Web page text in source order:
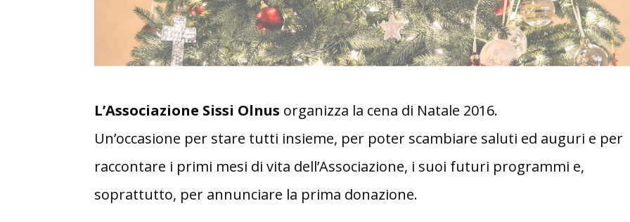
L’Associazione Sissi Olnus organizza la cena di Natale 2016.
Un’occasione per stare tutti insieme, per poter scambiare saluti ed auguri e per
raccontare i primi mesi di vita dell’Associazione, i suoi futuri programmi e,
soprattutto, per annunciare la prima donazione.